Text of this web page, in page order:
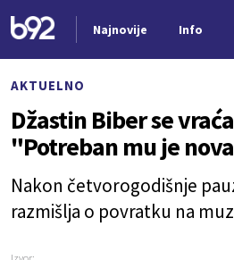
Najnovije Info
AKTUELNO
Džastin Biber se
"Potreban mu je
Nakon četvorogodišnje
razmišlja o povratku na